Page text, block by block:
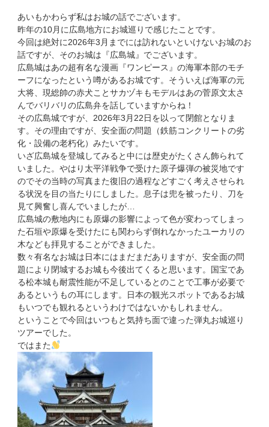
あいもかわらず私はお城の話でございます。
昨年の10月に広島地方にお城巡りで感じたことです。
今回は絶対に2026年3月までには訪れないといけないお城のお
話ですが、そのお城は『広島城』でございます。
広島城はあの超有名な漫画『ワンピース』の海軍本部のモチ
ーフになったという噂があるお城です。そういえば海軍の元
大将、現総帥の赤犬ことサカヅキもモデルはあの菅原文太さ
んでバリバリの広島弁を話していますからね！
その広島城ですが、2026年3月22日を以って閉館となりま
す。その理由ですが、安全面の問題（鉄筋コンクリートの劣
化・設備の老朽化）みたいです。
いざ広島城を登城してみると中には歴史がたくさん飾られて
いました。やはり太平洋戦争で受けた原子爆弾の被災地です
のでその当時の写真また復旧の過程などすごく考えさせられ
る状況を目の当たりにしました。息子は兜を被ったり、刀を
見て興奮し喜んでいましたが…
広島城の敷地内にも原爆の影響によって色が変わってしまっ
た石垣や原爆を受けたにも関わらず倒れなかったユーカリの
木なども拝見することができました。
数々有名なお城は日本にはまだまだありますが、安全面の問
題により閉城するお城も今後出てくると思います。国宝であ
る松本城も耐震性能が不足しているとのことで工事が必要で
あるというもの耳にします。日本の観光スポットであるお城
もいつでも観れるというわけではないかもしれません。
ということで今回はいつもと気持ち面で違った弾丸お城巡り
ツアーでした。
ではまた